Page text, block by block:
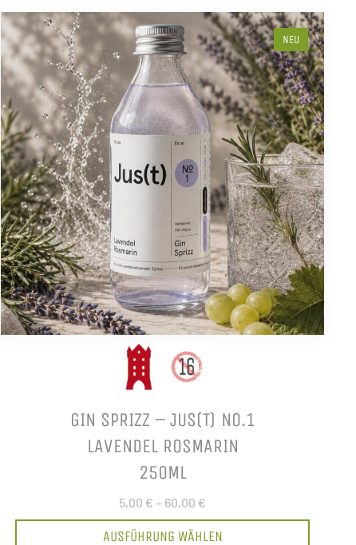
NEU
GIN SPRIZZ – JUS(T) NO.1
LAVENDEL ROSMARIN
250ML
5,00 € – 60,00 €
AUSFÜHRUNG WÄHLEN